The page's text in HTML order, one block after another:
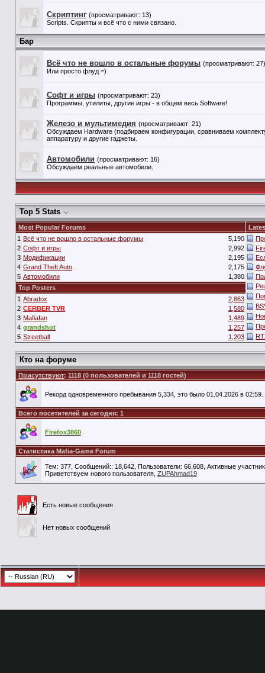
Скриптинг (просматривают: 13)
Scripts. Скрипты и всё что с ними связано.
Бар
Всё что не вошло в остальные форумы (просматривают: 27)
Или просто флуд =)
Софт и игры (просматривают: 23)
Программы, утилиты, другие игры - в общем весь Software!
Железо и мультимедия (просматривают: 21)
Обсуждаем Hardware (подбираем конфигурации, сравниваем
аппаратуру и другие гаджеты.
Автомобили (просматривают: 16)
Обсуждаем реальные автомобили.
Top 5 Stats
Most Popular Forums
1 Всё что не вошло в остальные форумы
5,190
2 Софт и игры
2,992
3 Модификации
2,195
4 Grand Theft Auto
2,175
5 Автомобили 1,380
Top Posters
1 Abradox
2,863
2 CERBER TVR
1,580
3 Mafiafan
1,489
4 grandshot
1,257
5 Streetball 1,203
Кто на форуме
Присутствуют: 1118 (0 пользователей и 1118 гостей)
Рекорд одновременного пребывания 5,334, это было 01.04.2026 в 02:59.
Всего посетителей за сегодня: 1
Firefox3860
Статистика Mafia-Game Forum
Тем: 377, Сообщений:: 18,642, Пользователи: 66,608, Активные
Приветствуем нового пользователя, ZUPAhmad19
Есть новые сообщения
Нет новых сообщений